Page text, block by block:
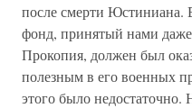
после смерти Юстиниана.
фонд, принятый нами
Прокопия, должен был
полезным в его военных
этого было недостаточно.